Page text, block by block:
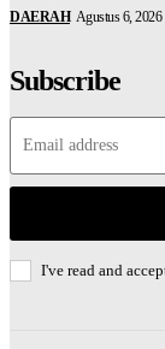
DAERAH Agustus 6, 2026
Subscribe
I've read and